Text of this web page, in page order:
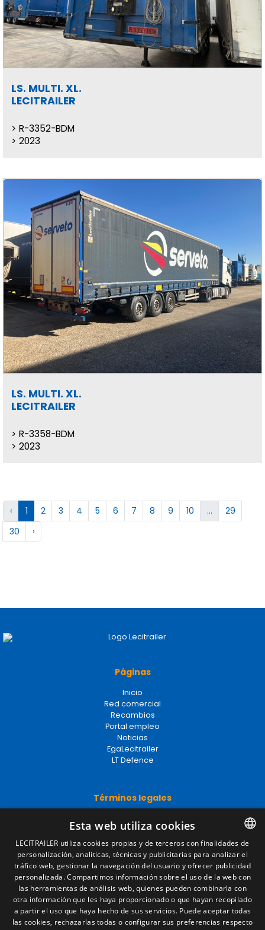
LS. MULTI. XL.
LECITRAILER
R-3352-BDM
2023
LS. MULTI. XL.
LECITRAILER
R-3358-BDM
2023
‹ 1 2 3 4 5 6 7 8 9 10 ...
29
30
›
Páginas
Inicio
Red comercial
Recambios
Portal empleo
Noticias
EgaLecitrailer
LT Defence
Términos legales
Política de privacidad
Política de cookies
Condiciones generales de venta
Gestionar cookies
Contacto
Camino de los Huertos, S/N. Apdo 100
SPANISH
ENGLISH
FRENCH
ITALIAN
Esta web utiliza cookies
LECITRAILER utiliza cookies propias y de terceros con finalidades de
personalización, analíticas, técnicas y publicitarias para analizar el
tráfico web, gestionar la navegación del usuario y ofrecer publicidad
personalizada. Compartimos información sobre el uso de la web con
las herramientas de análisis web, quienes pueden combinarla con
otra información que les haya proporcionado o que hayan recopilado
a partir el uso que haya hecho de sus servicios. Puede aceptar todas
las cookies, rechazarlas todas o configurar sus preferencias respecto